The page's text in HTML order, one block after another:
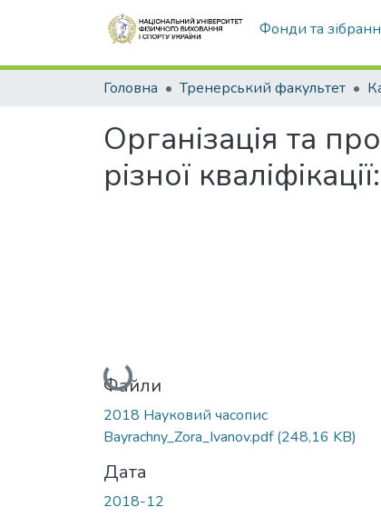
Фонди та
Головна Тренерський факультет
Організація та
різної
Вантажиться...
Файли
2018 Науковий часопис
Bayrachny_Zora_Ivanov.pdf(248,16 KB)
Дата
2018-12